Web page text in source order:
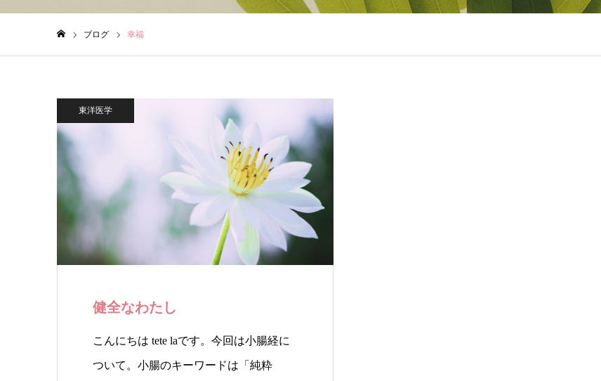
ブログ 幸福
東洋医学
健全なわたし
こんにちは tete laです。今回は小腸経に
ついて。小腸のキーワードは「純粋